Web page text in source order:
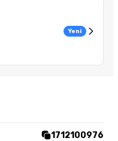
Yeni
1712100976